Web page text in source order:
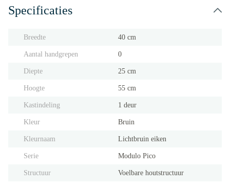
Specificaties
Breedte 40 cm
Aantal handgrepen 0
Diepte 25 cm
Hoogte 55 cm
Kastindeling 1 deur
Kleur Bruin
Kleurnaam Lichtbruin eiken
Serie Modulo Pico
Structuur Voelbare houtstructuur